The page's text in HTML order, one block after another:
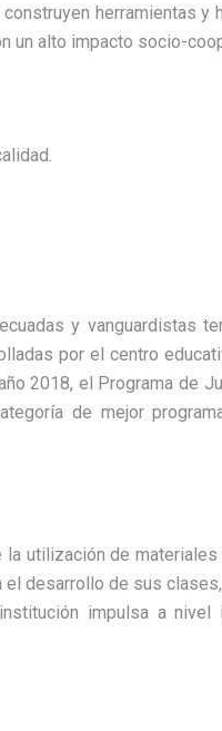
herramientas
alto impacto socio-
y vanguardistas
por el centro
2018, el Programa de
de mejor
utilización de
desarrollo de sus
impulsa a